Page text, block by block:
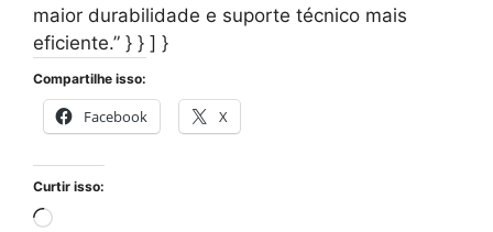
maior durabilidade e suporte técnico mais
eficiente.” } } ] }
Compartilhe isso:
Facebook X
Curtir isso:
Carregando...